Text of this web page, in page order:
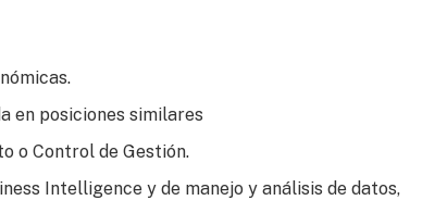
en posiciones similares
o Control de Gestión.
Intelligence y de manejo y análisis de datos,